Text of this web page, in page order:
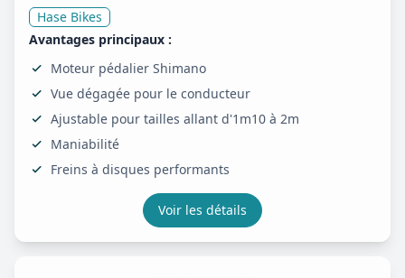
Hase Bikes
Avantages principaux :
Moteur pédalier Shimano
Vue dégagée pour le conducteur
Ajustable pour tailles allant d'1m10 à 2m
Maniabilité
Freins à disques performants
Voir les détails